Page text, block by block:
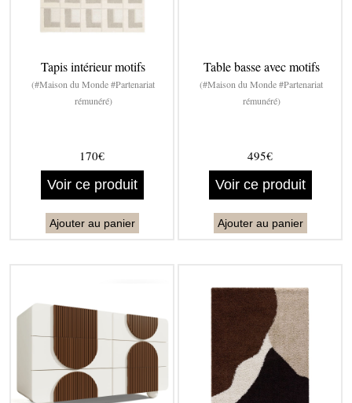
Tapis intérieur motifs
(#Maison du Monde #Partenariat
rémunéré)
170€
Voir ce produit
Ajouter au panier
Table basse avec motifs
(#Maison du Monde #Partenariat
rémunéré)
495€
Voir ce produit
Ajouter au panier